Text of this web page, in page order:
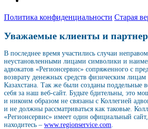
Политика конфиденциальности Старая
Уважаемые клиенты и
В последнее время участились случаи
неустановленными лицами символики и
адвокатов «Регионсервис» сопряженного с
возврату денежных средств физическим лицам
Казахстана. Так же были созданы поддельные
себя за наш веб-сайт. Будьте бдительны, это
и никоим образом не связаны с Коллегией
и не должны рассматриваться как таковые.
«Регионсервис» имеет один официальный
находитесь – www.regionservice.com